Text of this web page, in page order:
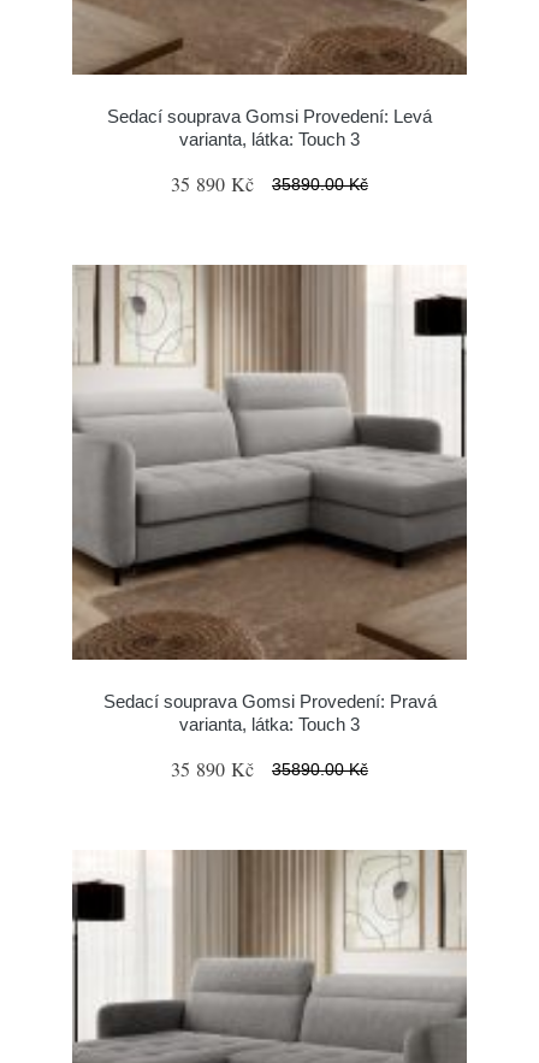
Sedací souprava Gomsi Provedení: Levá
varianta, látka: Touch 3
35 890 Kč 35890.00 Kč
Sedací souprava Gomsi Provedení: Pravá
varianta, látka: Touch 3
35 890 Kč 35890.00 Kč